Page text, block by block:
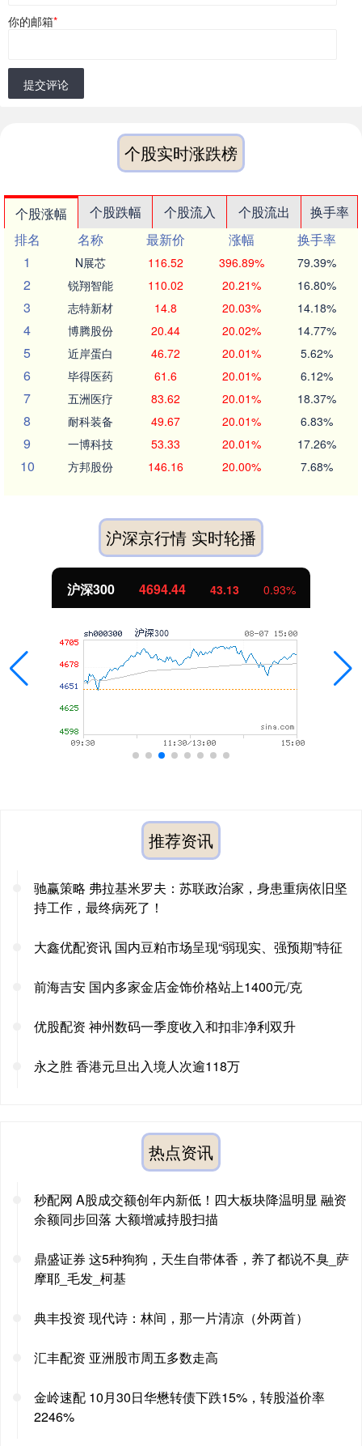
你的邮箱*
提交评论
个股实时涨跌榜
个股涨幅 个股跌幅 个股流入 个股流出
换手率
排名
名称 最新价 涨幅
换手率
1
N展芯 116.52 396.89% 79.39%
2 锐翔智能 110.02 20.21% 16.80%
3 志特新材 14.8 20.03% 14.18%
4 博腾股份 20.44 20.02% 14.77%
5 近岸蛋白 46.72 20.01% 5.62%
6 毕得医药 61.6 20.01% 6.12%
7 五洲医疗 83.62 20.01% 18.37%
8 耐科装备 49.67 20.01% 6.83%
9 一博科技 53.33 20.01% 17.26%
10 方邦股份 146.16 20.00% 7.68%
沪深京行情 实时轮播
北证50 1134.24 11.37 1.01%
推荐资讯
驰赢策略 弗拉基米罗夫：苏联政治家，身患重病依旧坚
持工作，最终病死了！
大鑫优配资讯 国内豆粕市场呈现“弱现实、强预期”特征
前海吉安 国内多家金店金饰价格站上1400元/克
优股配资 神州数码一季度收入和扣非净利双升
永之胜 香港元旦出入境人次逾118万
热点资讯
秒配网 A股成交额创年内新低！四大板块降温明显 融资
余额同步回落 大额增减持股扫描
鼎盛证券 这5种狗狗，天生自带体香，养了都说不臭_萨
摩耶_毛发_柯基
典丰投资 现代诗：林间，那一片清凉（外两首）
汇丰配资 亚洲股市周五多数走高
金岭速配 10月30日华懋转债下跌15%，转股溢价率
2246%